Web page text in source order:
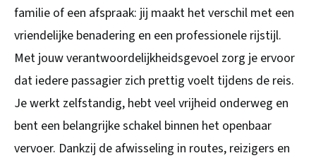
familie of een afspraak: jij maakt het verschil met een
vriendelijke benadering en een professionele rijstijl.
Met jouw verantwoordelijkheidsgevoel zorg je ervoor
dat iedere passagier zich prettig voelt tijdens de reis.
Je werkt zelfstandig, hebt veel vrijheid onderweg en
bent een belangrijke schakel binnen het openbaar
vervoer. Dankzij de afwisseling in routes, reizigers en